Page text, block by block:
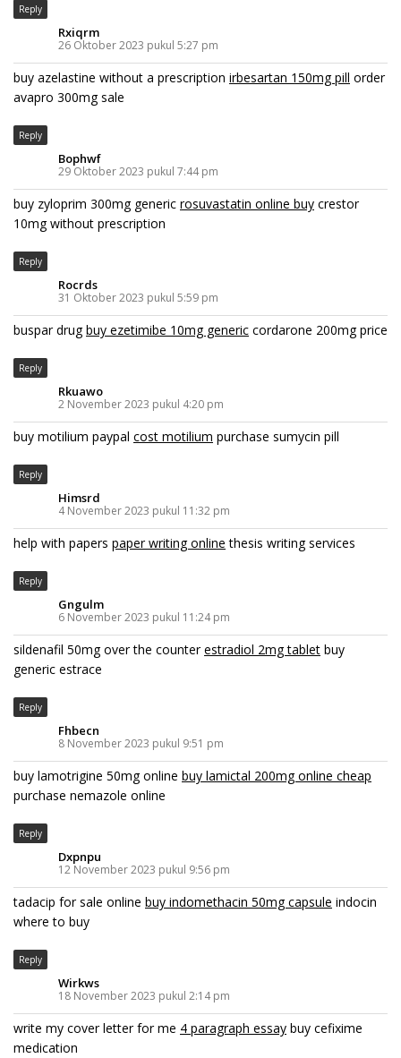
Reply
Rxiqrm
26 Oktober 2023 pukul 5:27 pm
buy azelastine without a prescription irbesartan 150mg pill order
avapro 300mg sale
Reply
Bophwf
29 Oktober 2023 pukul 7:44 pm
buy zyloprim 300mg generic rosuvastatin online buy crestor
10mg without prescription
Reply
Rocrds
31 Oktober 2023 pukul 5:59 pm
buspar drugbuy ezetimibe 10mg generic cordarone 200mg price
Reply
Rkuawo
2 November 2023 pukul 4:20 pm
buy motilium paypal cost motilium purchase sumycin pill
Reply
Himsrd
4 November 2023 pukul 11:32 pm
help with papers paper writing online thesis writing services
Reply
Gngulm
6 November 2023 pukul 11:24 pm
sildenafil 50mg over the counterestradiol 2mg tablet buy
generic estrace
Reply
Fhbecn
8 November 2023 pukul 9:51 pm
buy lamotrigine 50mg online buy lamictal 200mg online cheap
purchase nemazole online
Reply
Dxpnpu
12 November 2023 pukul 9:56 pm
tadacip for sale online buy indomethacin 50mg capsule indocin
where to buy
Reply
Wirkws
18 November 2023 pukul 2:14 pm
write my cover letter for me 4 paragraph essay buy cefixime
medication